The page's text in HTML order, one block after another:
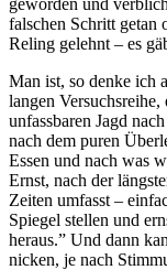
falschen Schritt getan
Reling gelehnt – es
Man ist, so denke ich
langen
unfassbaren Jagd
nach dem puren
Essen und nach was
Ernst, nach der
Zeiten umfasst –
Spiegel stellen und
heraus.” Und dann
nicken, je nach